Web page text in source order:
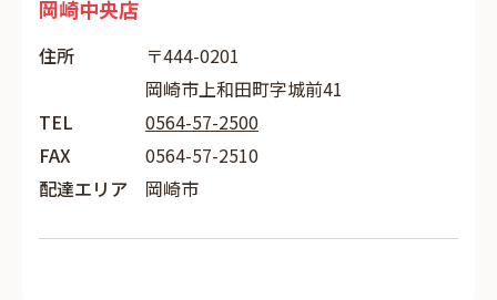
岡崎中央店
住所
〒444-0201
岡崎市上和田町字城前41
TEL
0564-57-2500
FAX
0564-57-2510
配達エリア
岡崎市